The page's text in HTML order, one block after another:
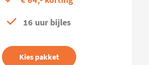
16 uur bijles
Kies pakket